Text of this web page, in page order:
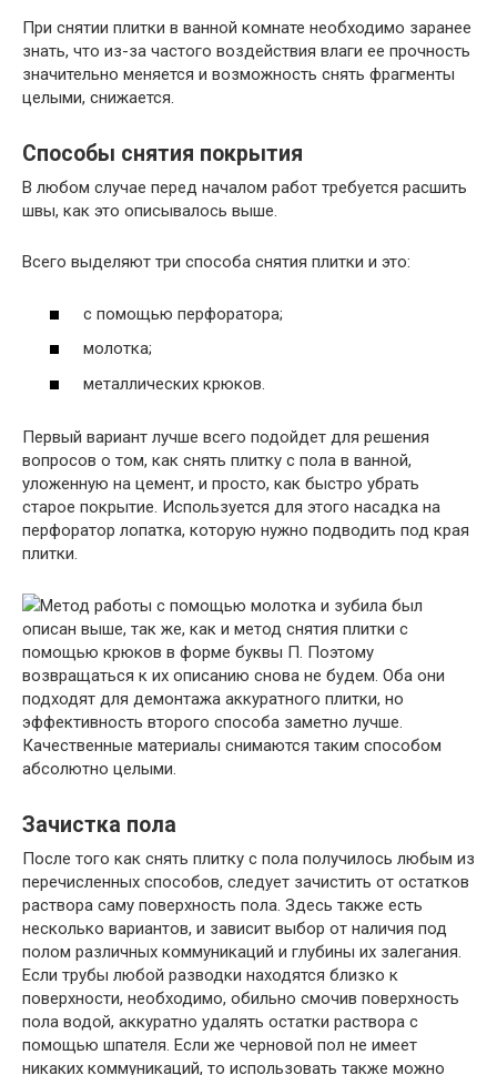
При снятии плитки в ванной комнате необходимо заранее
знать, что из-за частого воздействия влаги ее прочность
значительно меняется и возможность снять фрагменты
целыми, снижается.
Способы снятия покрытия
В любом случае перед началом работ требуется расшить
швы, как это описывалось выше.
Всего выделяют три способа снятия плитки и это:
с помощью перфоратора;
молотка;
металлических крюков.
Первый вариант лучше всего подойдет для решения
вопросов о том, как снять плитку с пола в ванной,
уложенную на цемент, и просто, как быстро убрать
старое покрытие. Используется для этого насадка на
перфоратор лопатка, которую нужно подводить под края
плитки.
Метод работы с помощью молотка и зубила был
описан выше, так же, как и метод снятия плитки с
помощью крюков в форме буквы П. Поэтому
возвращаться к их описанию снова не будем. Оба они
подходят для демонтажа аккуратного плитки, но
эффективность второго способа заметно лучше.
Качественные материалы снимаются таким способом
абсолютно целыми.
Зачистка пола
После того как снять плитку с пола получилось любым из
перечисленных способов, следует зачистить от остатков
раствора саму поверхность пола. Здесь также есть
несколько вариантов, и зависит выбор от наличия под
полом различных коммуникаций и глубины их залегания.
Если трубы любой разводки находятся близко к
поверхности, необходимо, обильно смочив поверхность
пола водой, аккуратно удалять остатки раствора с
помощью шпателя. Если же черновой пол не имеет
никаких коммуникаций, то использовать также можно